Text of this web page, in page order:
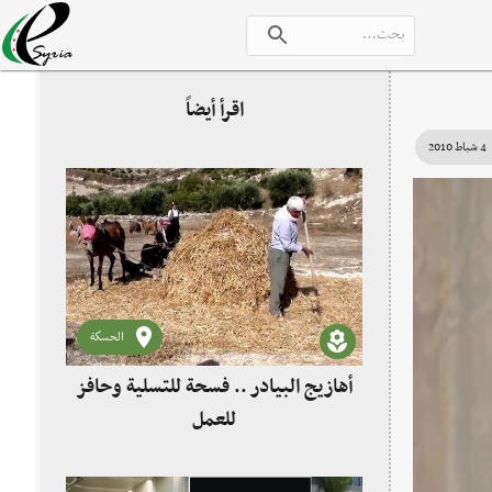
4 شباط 2010
اقرأ أيضاً
الحسكة
أهازيج البيادر .. فسحة للتسلية وحافز
للعمل